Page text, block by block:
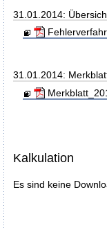
31.01.2014:
31.01.2014:
Kalkulation
Es sind keine